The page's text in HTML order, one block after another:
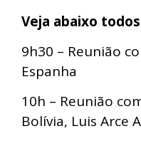
Veja abaixo
9h30 – Reunião
Espanha
10h – Reunião
Bolívia, Luis Arce